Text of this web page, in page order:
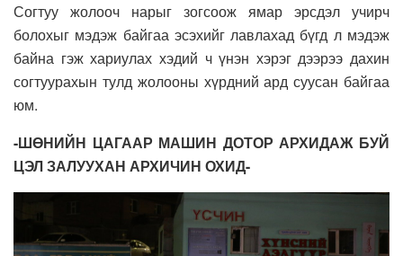
Согтуу жолооч нарыг зогсоож ямар эрсдэл учирч
болохыг мэдэж байгаа эсэхийг лавлахад бүгд л мэдэж
байна гэж хариулах хэдий ч үнэн хэрэг дээрээ дахин
согтуурахын тулд жолооны хүрдний ард суусан байгаа
юм.
-ШӨНИЙН ЦАГААР МАШИН ДОТОР АРХИДАЖ БУЙ
ЦЭЛ ЗАЛУУХАН АРХИЧИН ОХИД-